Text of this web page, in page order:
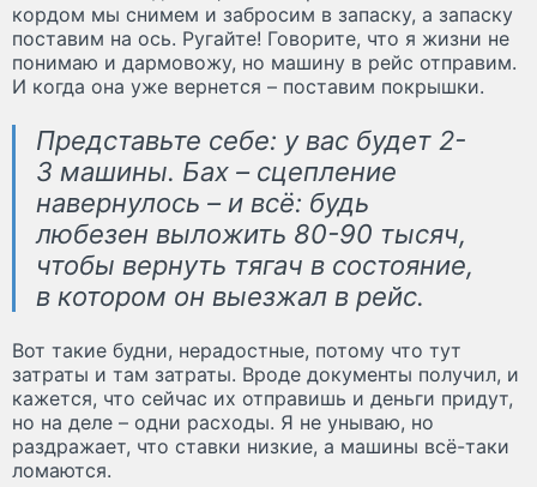
кордом мы снимем и забросим в запаску, а запаску
поставим на ось. Ругайте! Говорите, что я жизни не
понимаю и дармовожу, но машину в рейс отправим.
И когда она уже вернется – поставим покрышки.
Представьте себе: у вас будет 2-
3 машины. Бах – сцепление
навернулось – и всё: будь
любезен выложить 80-90 тысяч,
чтобы вернуть тягач в состояние,
в котором он выезжал в рейс.
Вот такие будни, нерадостные, потому что тут
затраты и там затраты. Вроде документы получил, и
кажется, что сейчас их отправишь и деньги придут,
но на деле – одни расходы. Я не унываю, но
раздражает, что ставки низкие, а машины всё-таки
ломаются.